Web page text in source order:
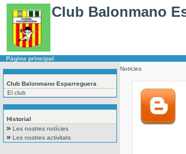
Club Balonmano
Pàgina principal
Club Balonmano Esparreguera
El club
Historial
Les nostres notícies
Les nostres activitats
Noticies